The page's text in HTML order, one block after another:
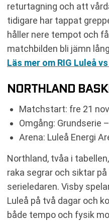
returtagning och att
tidigare har tappat
håller nere tempot och
matchbilden bli jämn
Läs mer om RIG Luleå
NORTHLAND
Matchstart: fre 21
Omgång: Grundserie
Arena: Luleå Energi
Northland, tvåa i
raka segrar och siktar
serieledaren. Visby
Luleå på två dagar och
både tempo och fysik